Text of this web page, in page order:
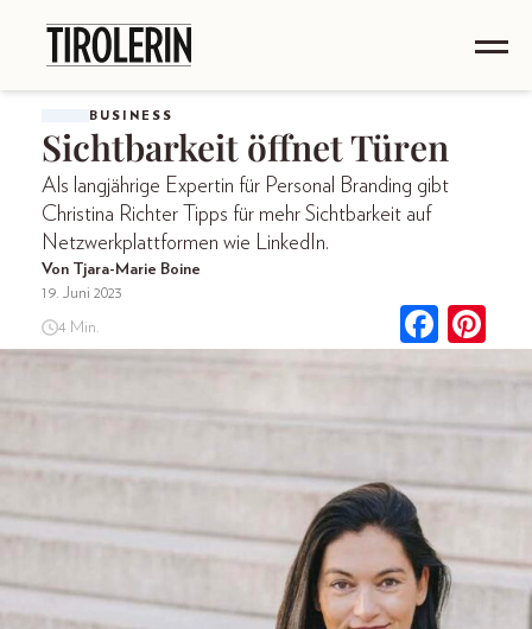
BUSINESS
Sichtbarkeit öffnet Türen
Als langjährige Expertin für Personal Branding gibt
Christina Richter Tipps für mehr Sichtbarkeit auf
Netzwerkplattformen wie LinkedIn.
Von Tjara-Marie Boine
19. Juni 2023
4 Min.